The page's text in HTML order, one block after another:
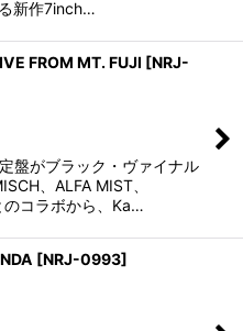
新作7inch…
FROM MT. FUJI [NRJ-
盤がブラック・ヴァイナル
、ALFA MIST、
のコラボから、Ka…
[NRJ-0993]